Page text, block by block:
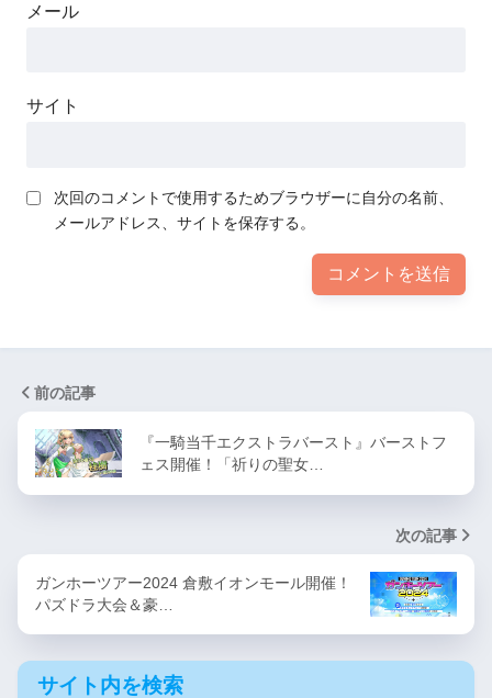
メール
サイト
次回のコメントで使用するためブラウザーに自分の名前、
メールアドレス、サイトを保存する。
前の記事
『一騎当千エクストラバースト』バーストフ
ェス開催！「祈りの聖女…
次の記事
ガンホーツアー2024 倉敷イオンモール開催！
パズドラ大会＆豪…
サイト内を検索